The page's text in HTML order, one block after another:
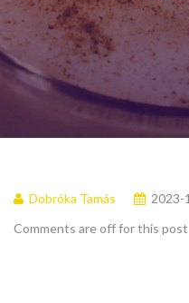
Dobróka Tamás 2023-
Comments are off for this post